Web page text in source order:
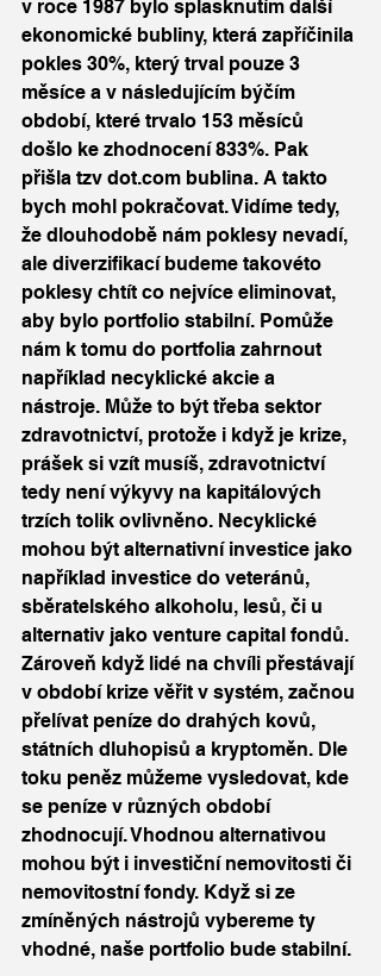
v roce 1987 bylo splasknutím další
ekonomické bubliny, která zapříčinila
pokles 30%, který trval pouze 3
měsíce a v následujícím býčím
období, které trvalo 153 měsíců
došlo ke zhodnocení 833%. Pak
přišla tzv dot.com bublina. A takto
bych mohl pokračovat. Vidíme tedy,
že dlouhodobě nám poklesy nevadí,
ale diverzifikací budeme takovéto
poklesy chtít co nejvíce eliminovat,
aby bylo portfolio stabilní. Pomůže
nám k tomu do portfolia zahrnout
například necyklické akcie a
nástroje. Může to být třeba sektor
zdravotnictví, protože i když je krize,
prášek si vzít musíš, zdravotnictví
tedy není výkyvy na kapitálových
trzích tolik ovlivněno. Necyklické
mohou být alternativní investice jako
například investice do veteránů,
sběratelského alkoholu, lesů, či u
alternativ jako venture capital fondů.
Zároveň když lidé na chvíli přestávají
v období krize věřit v systém, začnou
přelívat peníze do drahých kovů,
státních dluhopisů a kryptoměn. Dle
toku peněz můžeme vysledovat, kde
se peníze v různých období
zhodnocují. Vhodnou alternativou
mohou být i investiční nemovitosti či
nemovitostní fondy. Když si ze
zmíněných nástrojů vybereme ty
vhodné, naše portfolio bude stabilní.